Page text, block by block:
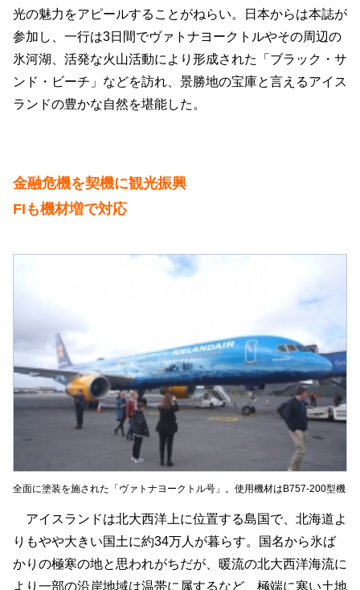
光の魅力をアピールすることがねらい。日本からは本誌が
参加し、一行は3日間でヴァトナヨークトルやその周辺の
氷河湖、活発な火山活動により形成された「ブラック・サ
ンド・ビーチ」などを訪れ、景勝地の宝庫と言えるアイス
ランドの豊かな自然を堪能した。
金融危機を契機に観光振興
FIも機材増で対応
全面に塗装を施された「ヴァトナヨークトル号」。使用機材はB757-200型機
アイスランドは北大西洋上に位置する島国で、北海道よ
りもやや大きい国土に約34万人が暮らす。国名から氷ば
かりの極寒の地と思われがちだが、暖流の北大西洋海流に
より一部の沿岸地域は温帯に属するなど、極端に寒い土地